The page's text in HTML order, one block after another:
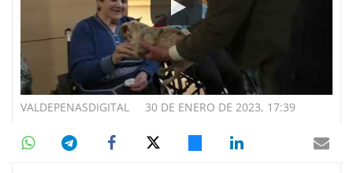
30 DE ENERO DE 2023, 17:39
VALDEPENASDIGITAL